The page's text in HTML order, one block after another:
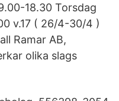
18.30 Torsdag
v.17 ( 26/4-30/4 )
Ramar AB,
olika slags